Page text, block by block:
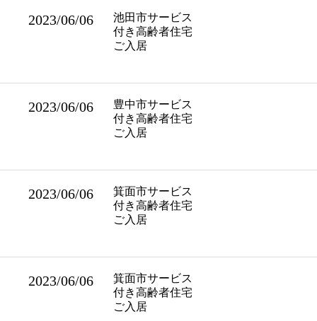
2023/06/06
池田市サービス
付き高齢者住宅
ご入居
2023/06/06
豊中市サービス
付き高齢者住宅
ご入居
2023/06/06
箕面市サービス
付き高齢者住宅
ご入居
2023/06/06
箕面市サービス
付き高齢者住宅
ご入居